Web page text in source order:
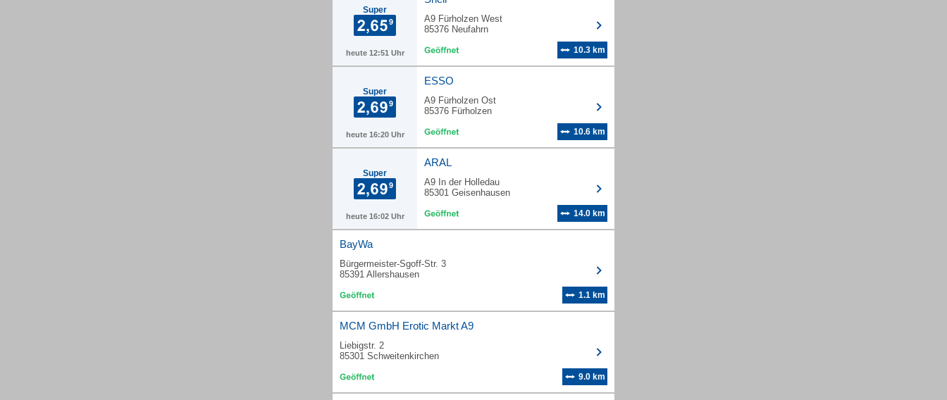
Super
heute 12:51 Uhr
A9 Fürholzen West
85376 Neufahrn
10.3 km
Super
heute 16:20 Uhr
ESSO
A9 Fürholzen Ost
85376 Fürholzen
10.6 km
Super
heute 16:02 Uhr
ARAL
A9 In der Holledau
85301 Geisenhausen
14.0 km
BayWa
Bürgermeister-Sgoff-Str. 3
85391 Allershausen
1.1 km
MCM GmbH Erotic Markt A9
Liebigstr. 2
85301 Schweitenkirchen
9.0 km